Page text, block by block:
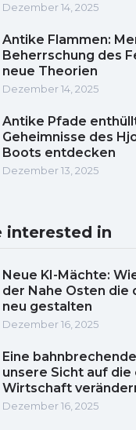
Dezember 14, 2025
Antike Flammen:
Beherrschung des
neue Theorien
Dezember 14, 2025
Antike Pfade
Geheimnisse des
Boots entdecken
Dezember 13, 2025
interested in
Neue KI-Mächte:
der Nahe Osten die
neu gestalten
Dezember 16, 2025
Eine
unsere Sicht auf die
Wirtschaft
Dezember 16, 2025